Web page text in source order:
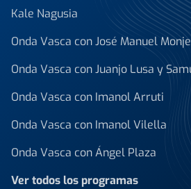
Kale Nagusia
Onda Vasca con José Manuel Monje
Onda Vasca con Juanjo Lusa y
Onda Vasca con Imanol Arruti
Onda Vasca con Imanol Vilella
Onda Vasca con Ángel Plaza
Ver todos los programas